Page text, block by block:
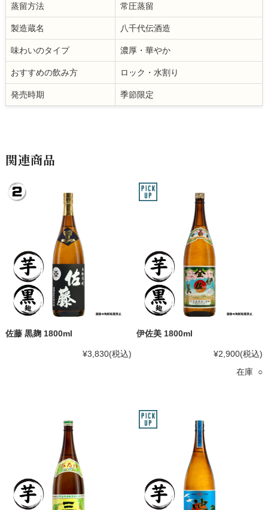
蒸留方法 常圧蒸留
製造蔵名 八千代伝酒造
味わいのタイプ 濃厚・華やか
おすすめの飲み方 ロック・水割り
発売時期 季節限定
関連商品
佐藤 黒麹 1800ml
¥3,830(税込)
伊佐美 1800ml
¥2,900(税込)
在庫 ○